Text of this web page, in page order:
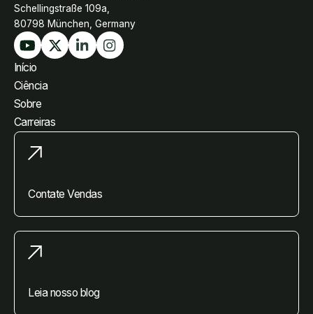
Schellingstraße 109a,
80798 München, Germany
Início
Ciência
Sobre
Carreiras
Contate Vendas
Leia nosso blog